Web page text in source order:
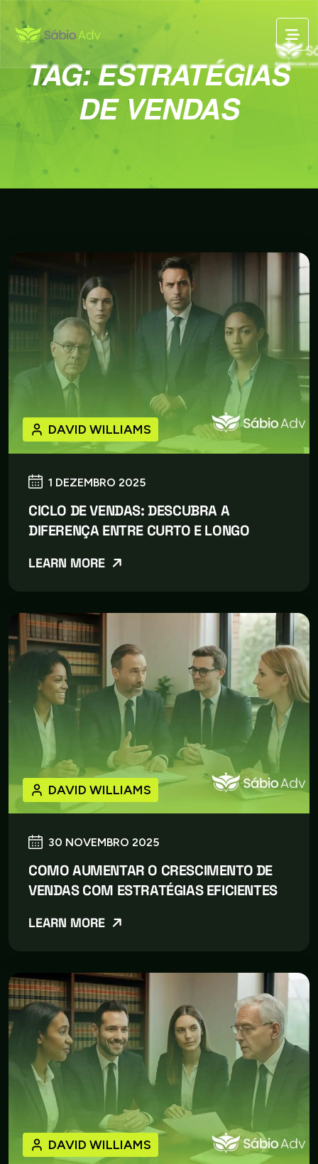
TAG:ESTRATÉGIAS
DE VENDAS
1 DEZEMBRO 2025
DAVID WILLIAMS
CICLO DE VENDAS: DESCUBRA A
DIFERENÇA ENTRE CURTO E LONGO
LEARN MORE
30 NOVEMBRO 2025
DAVID WILLIAMS
COMO AUMENTAR O CRESCIMENTO DE
VENDAS COM ESTRATÉGIAS EFICIENTES
LEARN MORE
DAVID WILLIAMS